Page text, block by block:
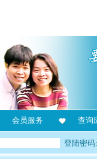
会员服务 查询
登陆密码: